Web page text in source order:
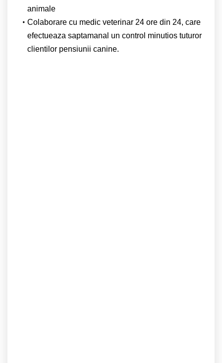
animale
Colaborare cu medic veterinar 24 ore din 24, care
efectueaza saptamanal un control minutios tuturor
clientilor pensiunii canine.